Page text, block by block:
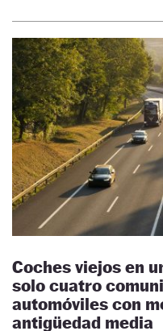
Coches viejos en
solo cuatro
automóviles con
antigüedad media